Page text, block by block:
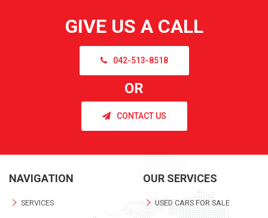
GIVE US A CALL
042-513-8518
OR
CONTACT US
NAVIGATION
SERVICES
OUR SERVICES
USED CARS FOR SALE